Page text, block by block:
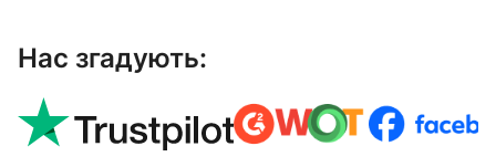
Нас згадують: